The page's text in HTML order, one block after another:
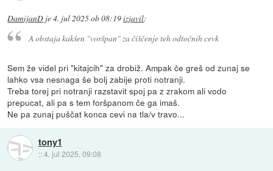
DamijanD je4. jul 2025 ob 08:19izjavil:
A obstaja kakšen "voršpan" za čiščenje teh odtočnih cevk
Sem že videl pri "kitajcih" za drobiž. Ampak če greš od zunaj se
lahko vsa nesnaga še bolj zabije proti notranji.
Treba torej pri notranji razstavit spoj pa z zrakom ali vodo
prepucat, ali pa s tem foršpanom če ga imaš.
Ne pa zunaj puščat konca cevi na tla/v travo...
tony1
::4. jul 2025, 09:08